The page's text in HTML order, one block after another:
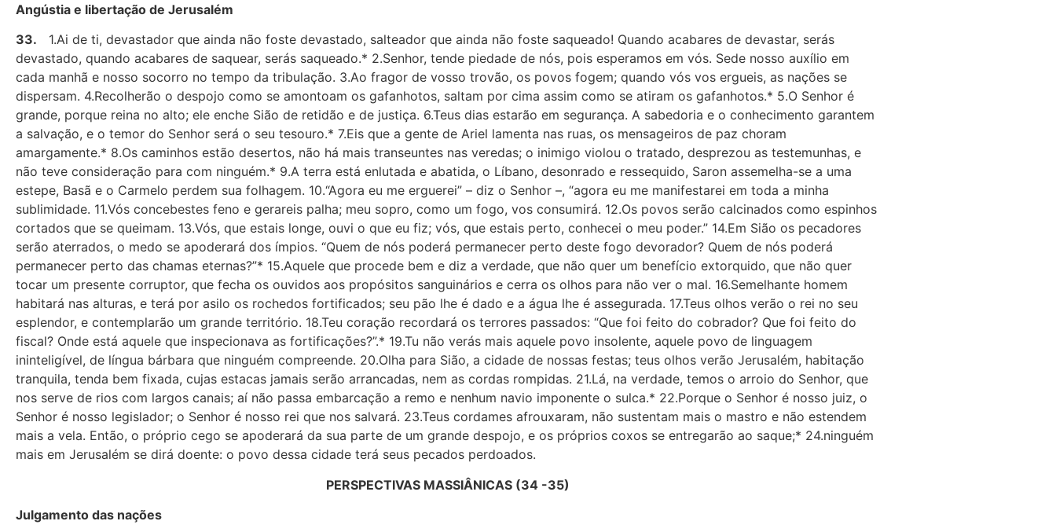
Angústia e libertação de Jerusalém
33. 1.Ai de ti, devastador que ainda não foste devastado, salteador que ainda não foste saqueado! Quando acabares de devastar, serás
devastado, quando acabares de saquear, serás saqueado.* 2.Senhor, tende piedade de nós, pois esperamos em vós. Sede nosso auxílio em
cada manhã e nosso socorro no tempo da tribulação. 3.Ao fragor de vosso trovão, os povos fogem; quando vós vos ergueis, as nações se
dispersam. 4.Recolherão o despojo como se amontoam os gafanhotos, saltam por cima assim como se atiram os gafanhotos.* 5.O Senhor é
grande, porque reina no alto; ele enche Sião de retidão e de justiça. 6.Teus dias estarão em segurança. A sabedoria e o conhecimento garantem
a salvação, e o temor do Senhor será o seu tesouro.* 7.Eis que a gente de Ariel lamenta nas ruas, os mensageiros de paz choram
amargamente.* 8.Os caminhos estão desertos, não há mais transeuntes nas veredas; o inimigo violou o tratado, desprezou as testemunhas, e
não teve consideração para com ninguém.* 9.A terra está enlutada e abatida, o Líbano, desonrado e ressequido, Saron assemelha-se a uma
estepe, Basã e o Carmelo perdem sua folhagem. 10.“Agora eu me erguerei” – diz o Senhor –, “agora eu me manifestarei em toda a minha
sublimidade. 11.Vós concebestes feno e gerareis palha; meu sopro, como um fogo, vos consumirá. 12.Os povos serão calcinados como espinhos
cortados que se queimam. 13.Vós, que estais longe, ouvi o que eu fiz; vós, que estais perto, conhecei o meu poder.” 14.Em Sião os pecadores
serão aterrados, o medo se apoderará dos ímpios. “Quem de nós poderá permanecer perto deste fogo devorador? Quem de nós poderá
permanecer perto das chamas eternas?”* 15.Aquele que procede bem e diz a verdade, que não quer um benefício extorquido, que não quer
tocar um presente corruptor, que fecha os ouvidos aos propósitos sanguinários e cerra os olhos para não ver o mal. 16.Semelhante homem
habitará nas alturas, e terá por asilo os rochedos fortificados; seu pão lhe é dado e a água lhe é assegurada. 17.Teus olhos verão o rei no seu
esplendor, e contemplarão um grande território. 18.Teu coração recordará os terrores passados: “Que foi feito do cobrador? Que foi feito do
fiscal? Onde está aquele que inspecionava as fortificações?”.* 19.Tu não verás mais aquele povo insolente, aquele povo de linguagem
ininteligível, de língua bárbara que ninguém compreende. 20.Olha para Sião, a cidade de nossas festas; teus olhos verão Jerusalém, habitação
tranquila, tenda bem fixada, cujas estacas jamais serão arrancadas, nem as cordas rompidas. 21.Lá, na verdade, temos o arroio do Senhor, que
nos serve de rios com largos canais; aí não passa embarcação a remo e nenhum navio imponente o sulca.* 22.Porque o Senhor é nosso juiz, o
Senhor é nosso legislador; o Senhor é nosso rei que nos salvará. 23.Teus cordames afrouxaram, não sustentam mais o mastro e não estendem
mais a vela. Então, o próprio cego se apoderará da sua parte de um grande despojo, e os próprios coxos se entregarão ao saque;* 24.ninguém
mais em Jerusalém se dirá doente: o povo dessa cidade terá seus pecados perdoados.
PERSPECTIVAS MASSIÂNICAS (34 -35)
Julgamento das nações